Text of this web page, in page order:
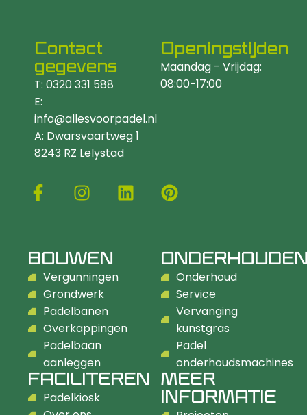
Contact
gegevens
T: 0320 331 588
E:
info@allesvoorpadel.nl
A: Dwarsvaartweg 1
8243 RZ Lelystad
Openingstijden
Maandag - Vrijdag:
08:00-17:00
BOUWEN
Vergunningen
Grondwerk
Padelbanen
Overkappingen
Padelbaan
aanleggen
FACILITEREN
Padelkiosk
ONDERHOUDEN
Onderhoud
Service
Vervanging
kunstgras
Padel
onderhoudsmachines
MEER
INFORMATIE